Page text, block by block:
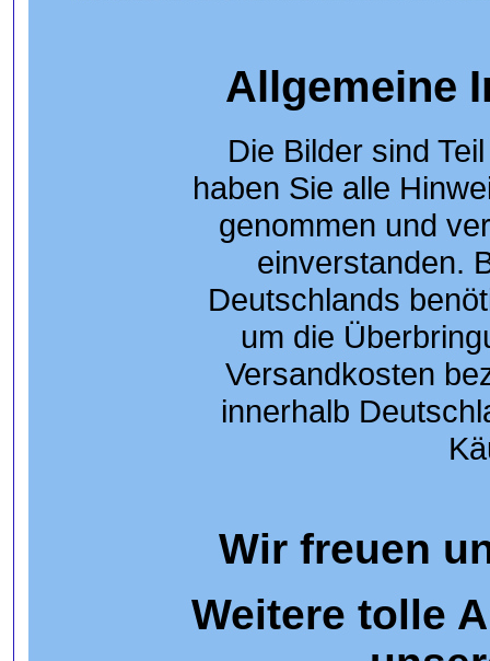
Allgemeine
Die Bilder sind
haben Sie alle
genommen und
einverstanden.
Deutschlands
um die
Versandkosten
innerhalb
Wir freuen
Weitere tolle